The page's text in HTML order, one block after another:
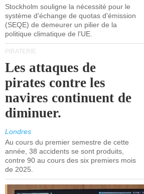
navires.
Stockholm souligne la nécessité pour le
système d'échange de quotas d'émission
(SEQE) de demeurer un pilier de la
politique climatique de l'UE.
PIRATERIE
Les attaques de
pirates contre les
navires continuent de
diminuer.
Londres
Au cours du premier semestre de cette
année, 38 accidents se sont produits,
contre 90 au cours des six premiers mois
de 2025.